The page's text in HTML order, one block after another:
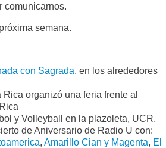
comunicarnos.
semana.
con Sagrada, en los alrededores
organizó una feria frente al
y Volleyball en la plazoleta, UCR.
de Aniversario de Radio U con:
, Amarillo Cian y Magenta, El